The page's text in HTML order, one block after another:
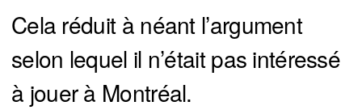
Cela réduit à néant l’argument
selon lequel il n’était pas intéressé
à jouer à Montréal.